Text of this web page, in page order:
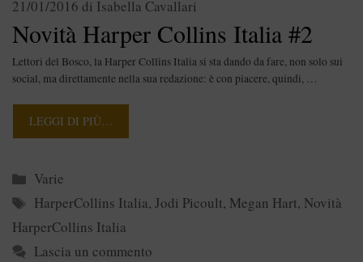
Novità Harper Collins Italia #2
21/01/2016 di Isabella Cavallari
Lettori del Bosco, la Harper Collins Italia si sta dando da fare, non solo sui
social, ma direttamente nella sua redazione: è con piacere, quindi, …
LEGGI DI PIÙ…
Categorie
Varie
Tag
HarperCollins Italia,Jodi Picoult, Megan Hart, Novità
HarperCollins Italia
Lascia un commento